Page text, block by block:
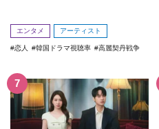
エンタメ アーティスト
恋人 韓国ドラマ視聴率 高麗契丹戦争